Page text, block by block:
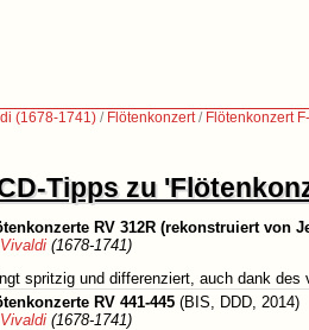
(1678-1741) / Flötenkonzert/ Flötenkonzert
Tipps zu
RV 312R (rekonstruiert von
(1678-1741)
spritzig und differenziert, auch dank des
RV 441-445 (BIS, DDD, 2014)
(1678-1741)